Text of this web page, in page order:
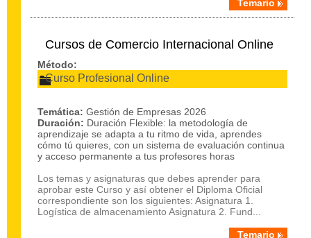
Temario
Cursos de Comercio Internacional Online
Método:
Curso Profesional Online
Temática: Gestión de Empresas 2026
Duración: Duración Flexible: la metodología de
aprendizaje se adapta a tu ritmo de vida, aprendes
cómo tú quieres, con un sistema de evaluación continua
y acceso permanente a tus profesores horas
Los temas y asignaturas que debes aprender para
aprobar este Curso y así obtener el Diploma Oficial
correspondiente son los siguientes: Asignatura 1.
Logística de almacenamiento Asignatura 2. Fund...
Temario